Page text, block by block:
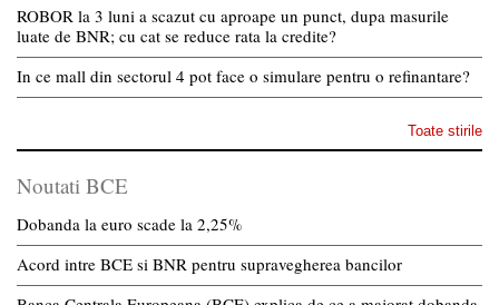
ROBOR la 3 luni a scazut cu aproape un punct, dupa masurile
luate de BNR; cu cat se reduce rata la credite?
In ce mall din sectorul 4 pot face o simulare pentru o refinantare?
Toate stirile
Noutati BCE
Dobanda la euro scade la 2,25%
Acord intre BCE si BNR pentru supravegherea bancilor